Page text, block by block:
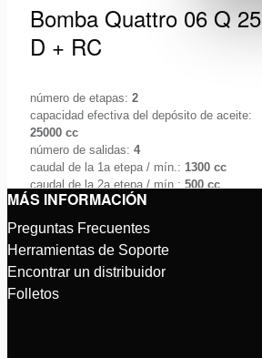
Bomba Quattro 06 Q 25
D + RC
número de etapas: 2
capacidad efectiva del depósito de aceite:
25000 cc
número de salidas: 4
caudal de la 1a etepa / mín.: 1300 cc
caudal de la 2a etepa / mín.: 500 cc
exigentes y el tiempo es vital, lo
principal es garantizar ante todo un
Ver detalles
MÁS INFORMACIÓN
Preguntas Frecuentes
Herramientas de Soporte
Encontrar un distribuidor
Folletos